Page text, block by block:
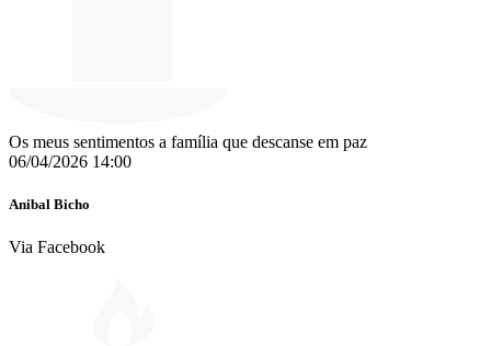
Os meus sentimentos a família que descanse em paz
06/04/2026 14:00
Anibal Bicho
Via Facebook